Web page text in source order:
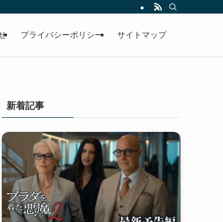
プライバシーポリシー サイトマップ
新着記事